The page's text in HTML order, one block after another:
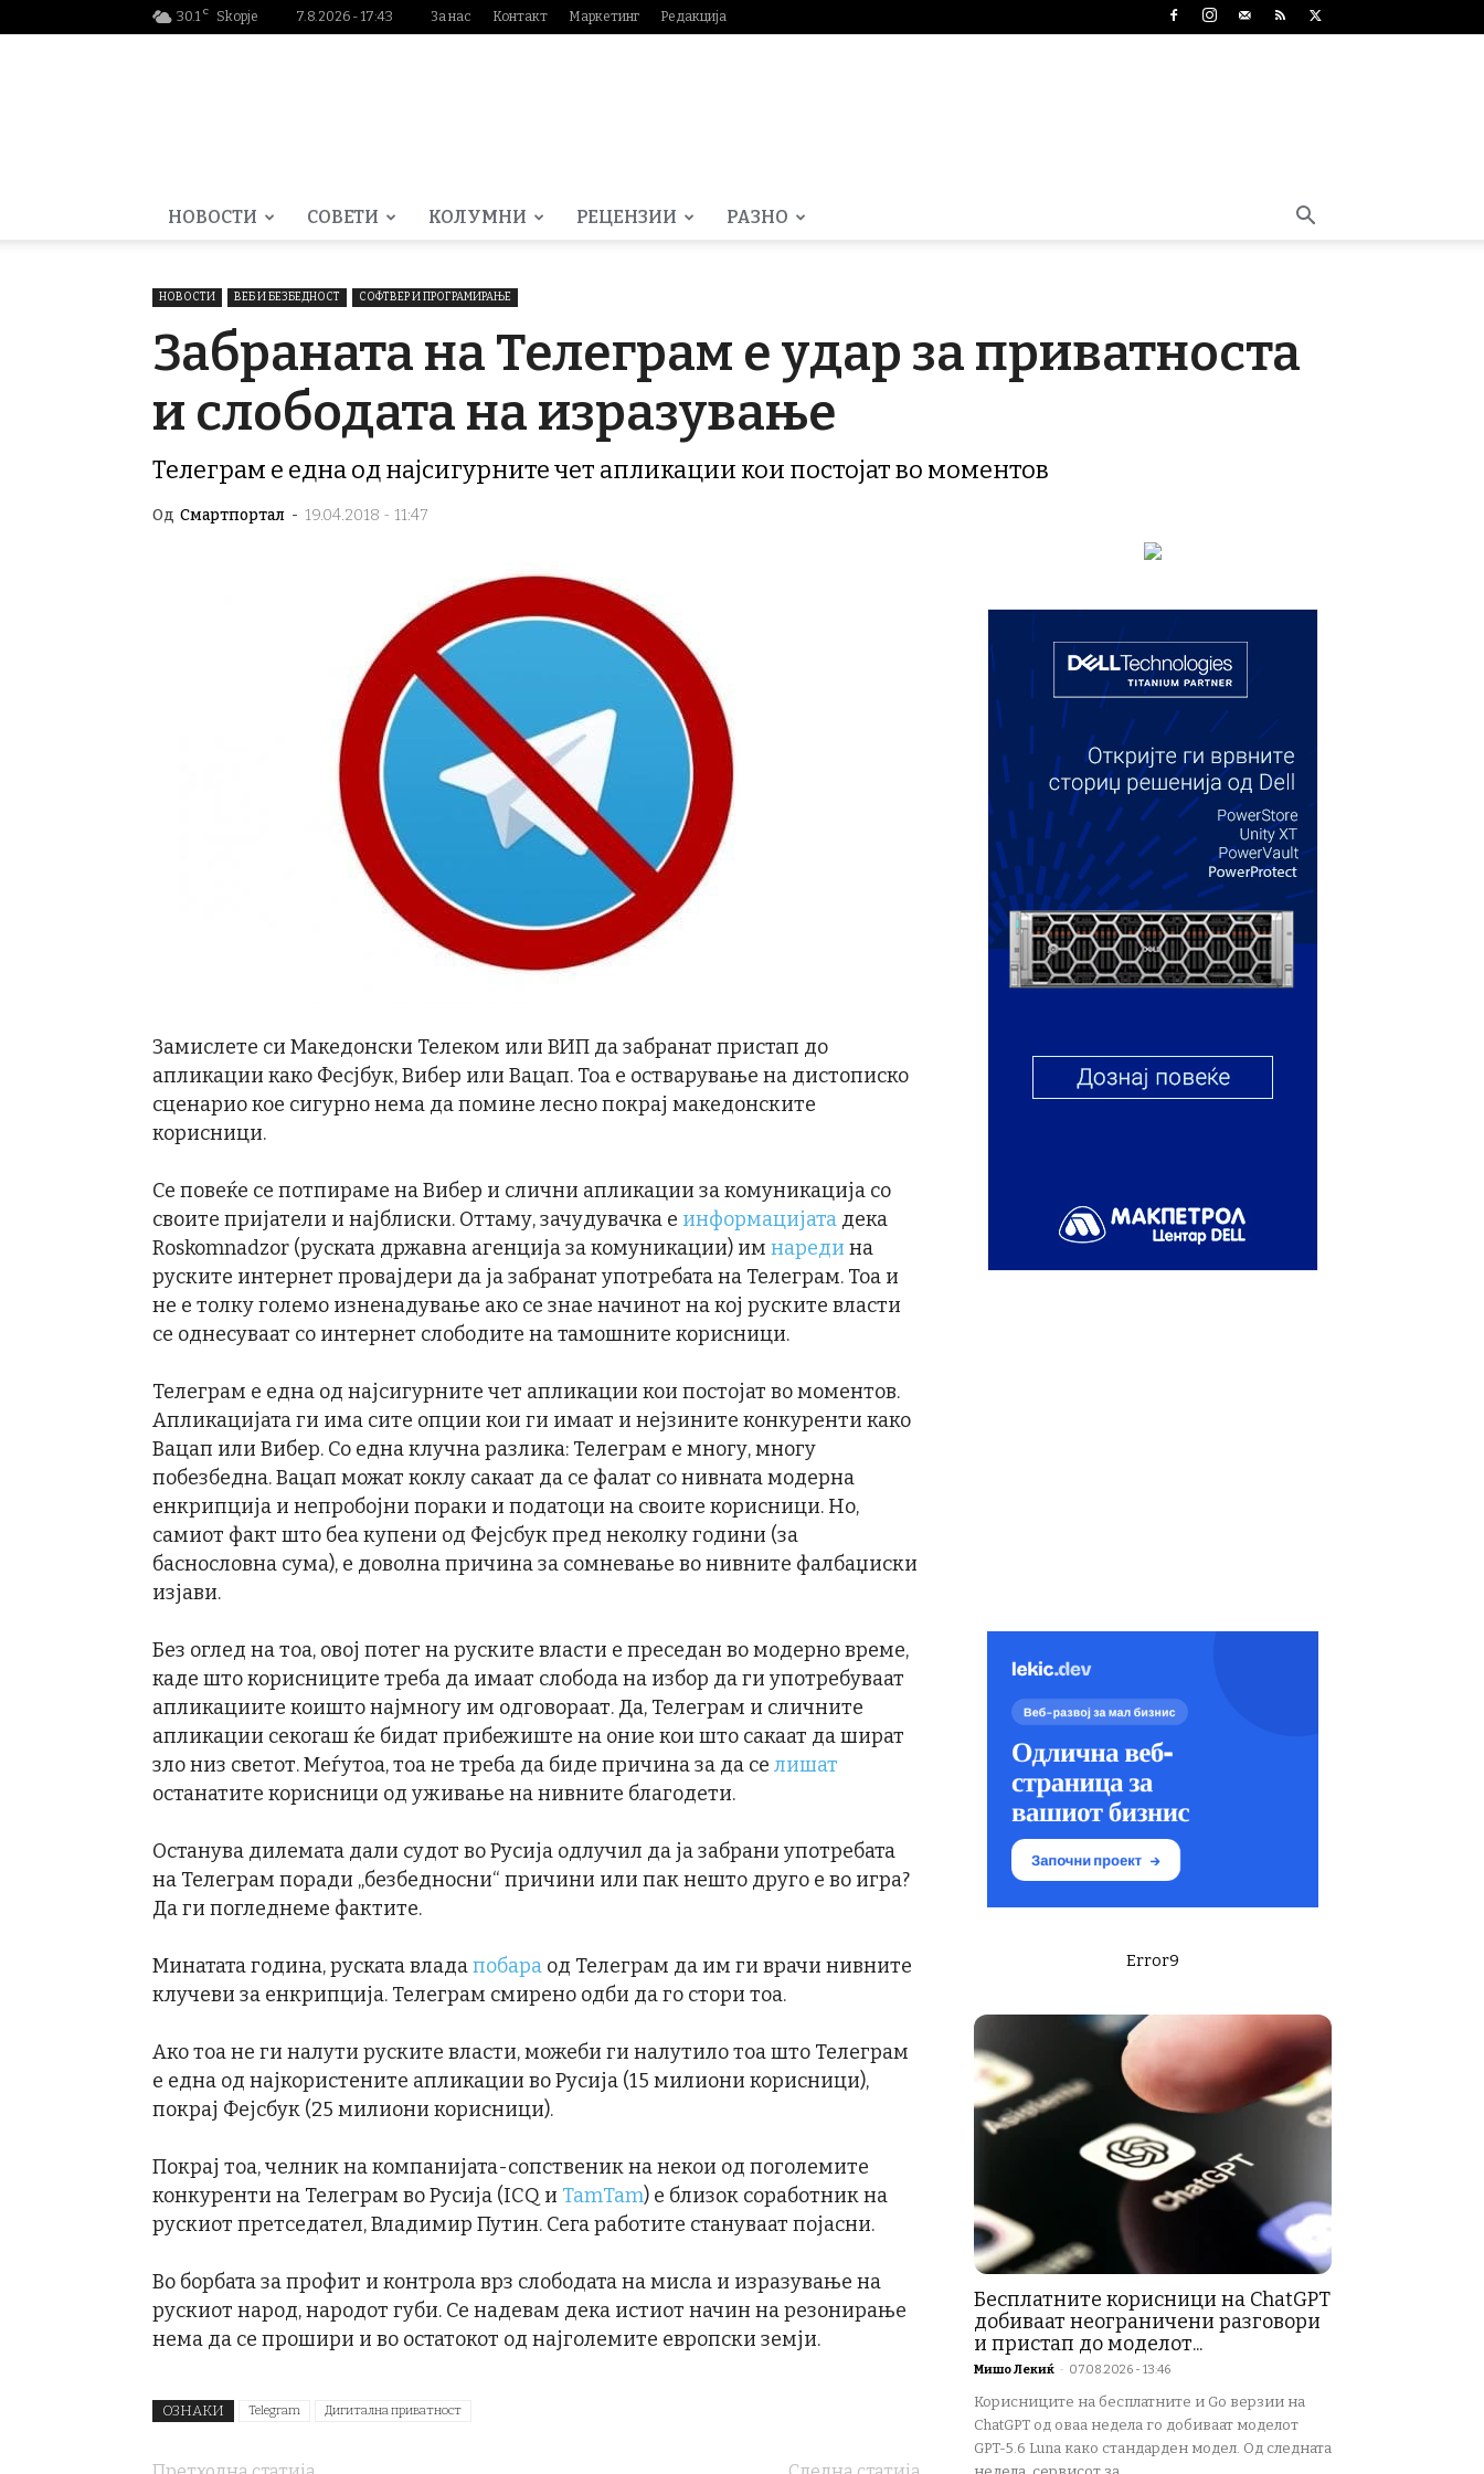
30.1 C Skopje 7.8.2026 - 17:43 За нас Контакт Маркетинг Редакција
НОВОСТИ СОВЕТИ КОЛУМНИ РЕЦЕНЗИИ РАЗНО
НОВОСТИ ВЕБ И БЕЗБЕДНОСТ СОФТВЕР И ПРОГРАМИРАЊЕ
Забраната на Телеграм е удар за приватноста
и слободата на изразување
Телеграм е една од најсигурните чет апликации кои постојат во моментов
Од Смартпортал - 19.04.2018 - 11:47
Замислете си Македонски Телеком или ВИП да забранат пристап до
апликации како Фесјбук, Вибер или Вацап. Тоа е остварување на дистописко
сценарио кое сигурно нема да помине лесно покрај македонските
корисници.
Се повеќе се потпираме на Вибер и слични апликации за комуникација со
своите пријатели и најблиски. Оттаму, зачудувачка е информацијата дека
Roskomnadzor (руската државна агенција за комуникации) им нареди на
руските интернет провајдери да ја забранат употребата на Телеграм. Тоа и
не е толку големо изненадување ако се знае начинот на кој руските власти
се однесуваат со интернет слободите на тамошните корисници.
Телеграм е една од најсигурните чет апликации кои постојат во моментов.
Апликацијата ги има сите опции кои ги имаат и нејзините конкуренти како
Вацап или Вибер. Со една клучна разлика: Телеграм е многу, многу
побезбедна. Вацап можат коклу сакаат да се фалат со нивната модерна
енкрипција и непробојни пораки и податоци на своите корисници. Но,
самиот факт што беа купени од Фејсбук пред неколку години (за
баснословна сума), е доволна причина за сомневање во нивните фалбаџиски
изјави.
Без оглед на тоа, овој потег на руските власти е преседан во модерно време,
каде што корисниците треба да имаат слобода на избор да ги употребуваат
апликациите коишто најмногу им одговораат. Да, Телеграм и сличните
апликации секогаш ќе бидат прибежиште на оние кои што сакаат да шират
зло низ светот. Меѓутоа, тоа не треба да биде причина за да се лишат
останатите корисници од уживање на нивните благодети.
Останува дилемата дали судот во Русија одлучил да ја забрани употребата
на Телеграм поради „безбедносни“ причини или пак нешто друго е во игра?
Да ги погледнеме фактите.
Минатата година, руската владапобара од Телеграм да им ги врачи нивните
клучеви за енкрипција. Телеграм смирено одби да го стори тоа.
Ако тоа не ги налути руските власти, можеби ги налутило тоа што Телеграм
е една од најкористените апликации во Русија (15 милиони корисници),
покрај Фејсбук (25 милиони корисници).
Покрај тоа, челник на компанијата-сопственик на некои од поголемите
конкуренти на Телеграм во Русија (ICQ и TamTam) е близок соработник на
рускиот претседател, Владимир Путин. Сега работите стануваат појасни.
Во борбата за профит и контрола врз слободата на мисла и изразување на
рускиот народ, народот губи. Се надевам дека истиот начин на резонирање
нема да се прошири и во остатокот од најголемите европски земји.
ОЗНАКИ Telegram Дигитална приватност
Error9
Бесплатните корисници на ChatGPT
добиваат неограничени разговори
и пристап до моделот...
Мишо Лекиќ - 07.08.2026 - 13:46
Корисниците на бесплатните и Go верзии на
ChatGPT од оваа недела го добиваат моделот
GPT-5.6 Luna како стандарден модел. Од следната